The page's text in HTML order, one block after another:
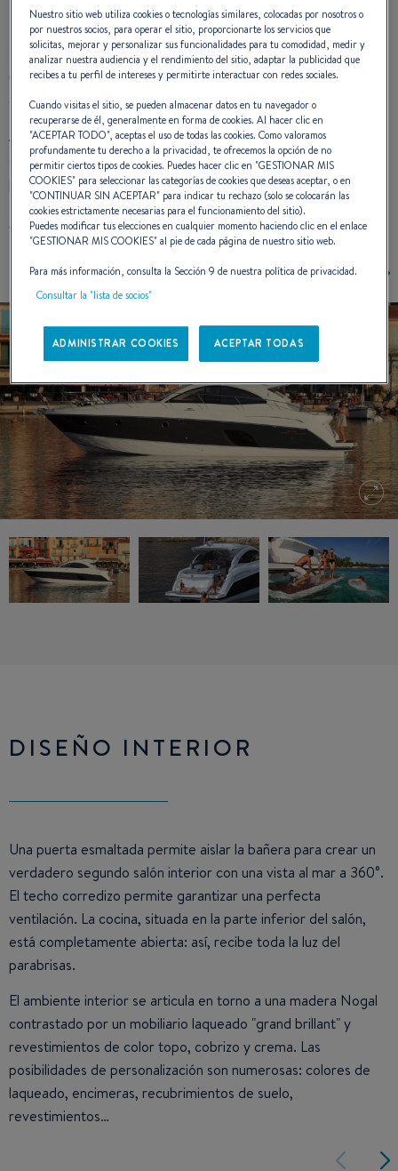
Líneas estiradas, aspecto atlético, el Gran Turismo 49 afirma
su carácter deportivo. La versión “Especial” propone un estilo
único con una decoración de casco que se declina en tres
colores.
A bordo, los espacios de vida se han pensado para disfrutar
de momentos de relajación y convivencia. La amplia
plataforma de baño sumergible ofrece la posibilidad de
almacenar un jet ski además de un gran cofre para bote, para
tener el ocio al alcance de la mano.
DISEÑO INTERIOR
Una puerta esmaltada permite aislar la bañera para crear un
verdadero segundo salón interior con una vista al mar a 360°.
El techo corredizo permite garantizar una perfecta
ventilación. La cocina, situada en la parte inferior del salón,
está completamente abierta: así, recibe toda la luz del
parabrisas.
El ambiente interior se articula en torno a una madera Nogal
contrastado por un mobiliario laqueado "grand brillant" y
revestimientos de color topo, cobrizo y crema. Las
posibilidades de personalización son numerosas: colores de
laqueado, encimeras, recubrimientos de suelo,
revestimientos…
Nuestro sitio web utiliza cookies o tecnologías similares, colocadas por nosotros o
por nuestros socios, para operar el sitio, proporcionarte los servicios que
solicitas, mejorar y personalizar sus funcionalidades para tu comodidad, medir y
analizar nuestra audiencia y el rendimiento del sitio, adaptar la publicidad que
recibes a tu perfil de intereses y permitirte interactuar con redes sociales.
Cuando visitas el sitio, se pueden almacenar datos en tu navegador o
recuperarse de él, generalmente en forma de cookies. Al hacer clic en
"ACEPTAR TODO", aceptas el uso de todas las cookies. Como valoramos
profundamente tu derecho a la privacidad, te ofrecemos la opción de no
permitir ciertos tipos de cookies. Puedes hacer clic en "GESTIONAR MIS
COOKIES" para seleccionar las categorías de cookies que deseas aceptar, o en
"CONTINUAR SIN ACEPTAR" para indicar tu rechazo (solo se colocarán las
cookies estrictamente necesarias para el funcionamiento del sitio).
Puedes modificar tus elecciones en cualquier momento haciendo clic en el enlace
"GESTIONAR MIS COOKIES" al pie de cada página de nuestro sitio web.
Para más información, consulta la Sección 9 de nuestra política de privacidad.
Consultar la "lista de socios"
ADMINISTRAR COOKIES ACEPTAR TODAS